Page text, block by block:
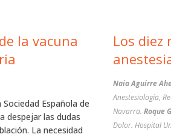
la vacuna
Española de
despejar las dudas
La necesidad
Los diez
Naia Aguirre
Anestesiología,
Navarra. Roque
Dolor. Hospital